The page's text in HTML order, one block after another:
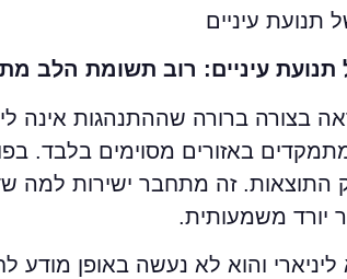
עיניים: רוב תשומת הלב
בצורה ברורה שההתנהגות אינה
באזורים מסוימים בלבד.
התוצאות. זה מתחבר ישירות למה
יורד משמעותית.
והוא לא נעשה באופן מודע